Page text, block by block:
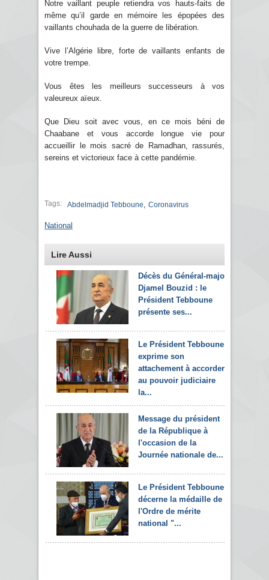
Notre vaillant peuple retiendra vos hauts-faits de
même qu’il garde en mémoire les épopées des
vaillants chouhada de la guerre de libération.
Vive l’Algérie libre, forte de vaillants enfants de
votre trempe.
Vous êtes les meilleurs successeurs à vos
valeureux aïeux.
Que Dieu soit avec vous, en ce mois béni de
Chaabane et vous accorde longue vie pour
accueillir le mois sacré de Ramadhan, rassurés,
sereins et victorieux face à cette pandémie.
Tags: Abdelmadjid Tebboune Coronavirus
National
Lire Aussi
Décès du Général-major
Djamel Bouzid : le
Président Tebboune
présente ses...
Le Président Tebboune
exprime son
attachement à accorder
au pouvoir judiciaire
la...
Message du président
de la République à
l'occasion de la
Journée nationale de...
Le Président Tebboune
décerne la médaille de
l'Ordre de mérite
national "...